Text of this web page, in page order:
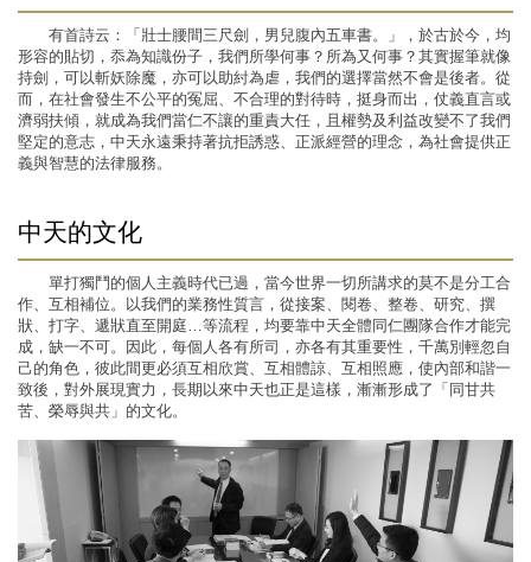
有首詩云：「壯士腰間三尺劍，男兒腹內五車書。」，於古於今，均
形容的貼切，忝為知識份子，我們所學何事？所為又何事？其實握筆就像
持劍，可以斬妖除魔，亦可以助紂為虐，我們的選擇當然不會是後者。從
而，在社會發生不公平的冤屈、不合理的對待時，挺身而出，仗義直言或
濟弱扶傾，就成為我們當仁不讓的重責大任，且權勢及利益改變不了我們
堅定的意志，中天永遠秉持著抗拒誘惑、正派經營的理念，為社會提供正
義與智慧的法律服務。
中天的文化
單打獨鬥的個人主義時代已過，當今世界一切所講求的莫不是分工合
作、互相補位。以我們的業務性質言，從接案、閱卷、整卷、研究、撰
狀、打字、遞狀直至開庭…等流程，均要靠中天全體同仁團隊合作才能完
成，缺一不可。因此，每個人各有所司，亦各有其重要性，千萬別輕忽自
己的角色，彼此間更必須互相欣賞、互相體諒、互相照應，使內部和諧一
致後，對外展現實力，長期以來中天也正是這樣，漸漸形成了「同甘共
苦、榮辱與共」的文化。